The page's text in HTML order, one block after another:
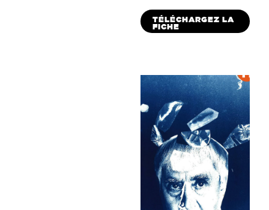
TÉLÉCHARGEZ LA
FICHE